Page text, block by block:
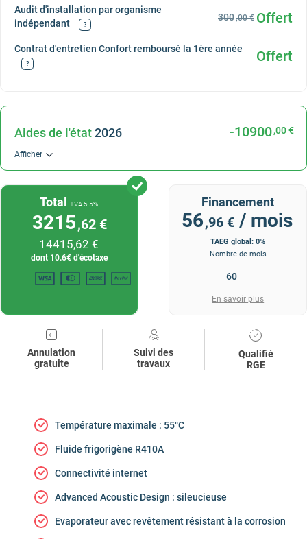
Audit d'installation par organisme
indépendant
? Offert
300,00 €
Contrat d'entretien Confort remboursé la 1ère année
? Offert
Aides de l'état2026 -10900,00 €
Afficher
TotalTVA 5.5%
3215,62 €
14415,62 €
dont 10.6€ d'écotaxe
Financement
56,96 € / mois
TAEG global: 0%
Nombre de mois
En savoir plus
Annulation
gratuite
Suivi des
travaux
Qualifié
RGE
Température maximale : 55°C
Fluide frigorigène R410A
Connectivité internet
Advanced Acoustic Design : sileucieuse
Evaporateur avec revêtement résistant à la corrosion